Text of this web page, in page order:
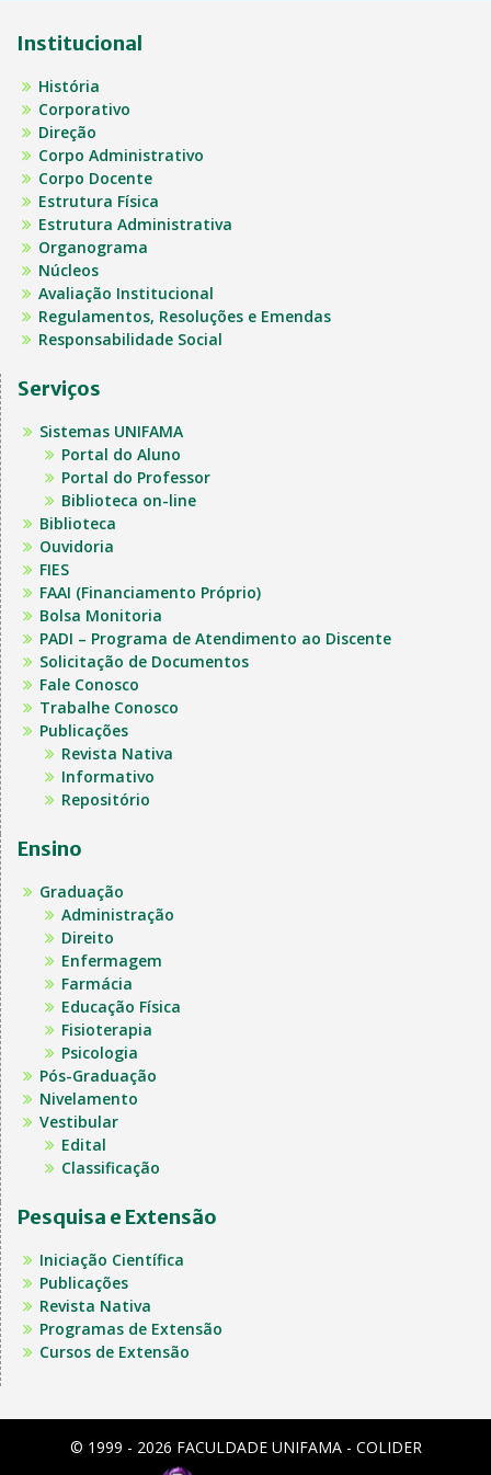
Institucional
História
Corporativo
Direção
Corpo Administrativo
Corpo Docente
Estrutura Física
Estrutura Administrativa
Organograma
Núcleos
Avaliação Institucional
Regulamentos, Resoluções e Emendas
Responsabilidade Social
Serviços
Sistemas UNIFAMA
Portal do Aluno
Portal do Professor
Biblioteca on-line
Biblioteca
Ouvidoria
FIES
FAAI (Financiamento Próprio)
Bolsa Monitoria
PADI – Programa de Atendimento ao Discente
Solicitação de Documentos
Fale Conosco
Trabalhe Conosco
Publicações
Revista Nativa
Informativo
Repositório
Ensino
Graduação
Administração
Direito
Enfermagem
Farmácia
Educação Física
Fisioterapia
Psicologia
Pós-Graduação
Nivelamento
Vestibular
Edital
Classificação
Pesquisa e Extensão
Iniciação Científica
Publicações
Revista Nativa
Programas de Extensão
Cursos de Extensão
© 1999 - 2026 FACULDADE UNIFAMA - COLIDER